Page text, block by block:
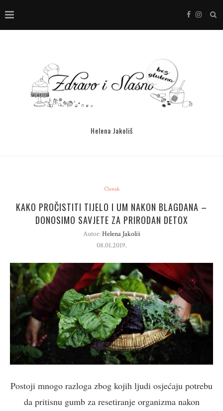
Helena Jakoliš
Članak
KAKO PROČISTITI TIJELO I UM NAKON BLAGDANA –
DONOSIMO SAVJETE ZA PRIRODAN DETOX
Autor:Helena Jakoliš
08.01.2019.
Postoji mnogo razloga zbog kojih ljudi osjećaju potrebu
da pritisnu gumb za resetiranje organizma nakon